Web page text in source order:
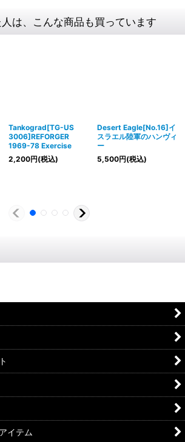
は、こんな商品も買っています
Tankograd[TG-US
3006]REFORGER
1969-78 Exercise
2,200円(税込)
Desert Eagle[No.16]イ
スラエル陸軍のハンヴィ
ー
5,500円(税込)
イテム